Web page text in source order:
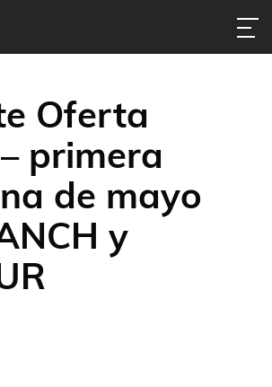
Oferta
primera
de mayo
y